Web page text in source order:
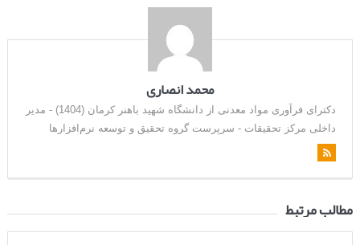
محمد انصاری
دکترای فرآوری مواد معدنی از دانشگاه شهید باهنر کرمان (1404) - مدیر
داخلی مرکز تحقیقات - سرپرست گروه تحقیق و توسعه نرم‌افزارها
مطالب مرتبط